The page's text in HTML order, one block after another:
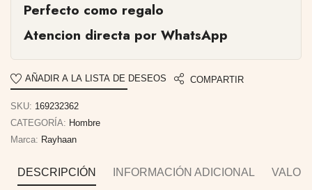
Perfecto como regalo
Atencion directa por WhatsApp
AÑADIR A LA LISTA DE DESEOS COMPARTIR
SKU: 169232362
CATEGORÍA: Hombre
Marca: Rayhaan
DESCRIPCIÓN INFORMACIÓN ADICIONAL